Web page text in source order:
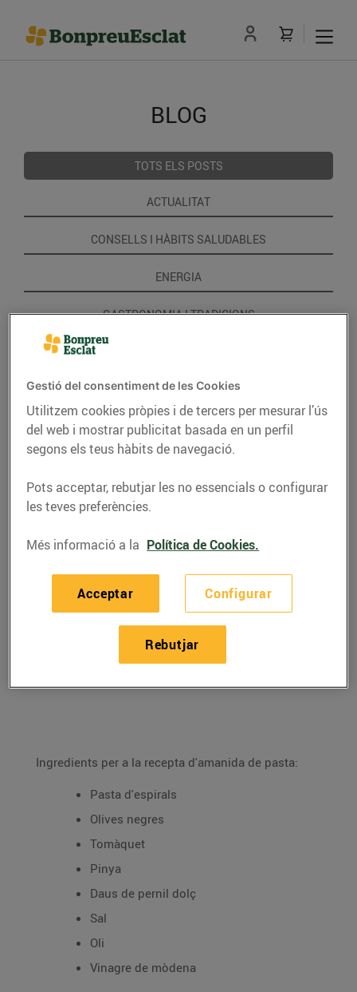
BLOG
TOTS ELS POSTS
ACTUALITAT
CONSELLS I HÀBITS SALUDABLES
ENERGIA
GASTRONOMIA I TRADICIONS
RECEPTES
Recepta d'amanida de
Ingredients per a la recepta d'amanida de pasta:
Pasta d'espirals
Olives negres
Tomàquet
Pinya
Daus de pernil dolç
Sal
Oli
Vinagre de mòdena
Gestió del consentiment de les Cookies
Utilitzem cookies pròpies i de tercers per mesurar l’ús
del web i mostrar publicitat basada en un perfil
segons els teus hàbits de navegació.
Pots acceptar, rebutjar les no essencials o configurar
les teves preferències.
Més informació a la Política de Cookies.
Configurar
Rebutjar
Acceptar